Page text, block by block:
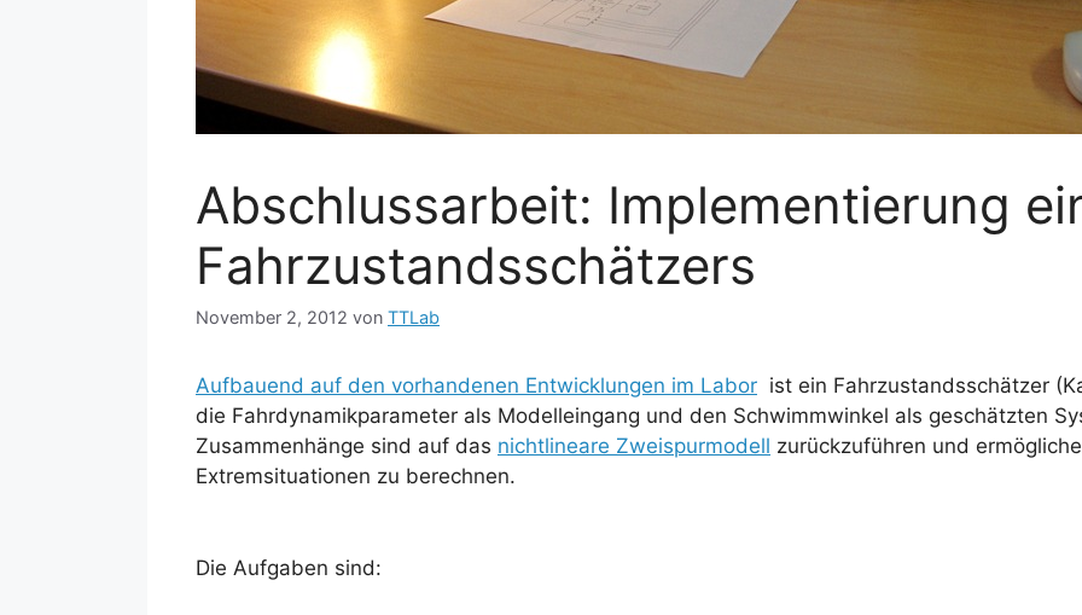
Abschlussarbeit: Implementierung
Fahrzustandsschätzers
November 2, 2012 von TTLab
Aufbauend auf den vorhandenen Entwicklungen im Labor ist ein Fahrzustandsschätzer
die Fahrdynamikparameter als Modelleingang und den Schwimmwinkel als geschätzten
Zusammenhänge sind auf das nichtlineare Zweispurmodell zurückzuführen und
Extremsituationen zu berechnen.
Die Aufgaben sind: